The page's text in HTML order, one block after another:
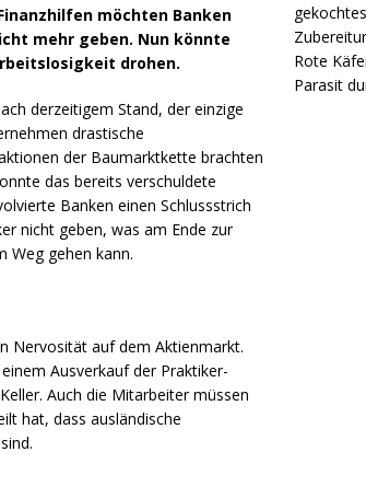
möchten Banken
mehr geben. Nun könnte
drohen.
derzeitigem Stand, der einzige
drastische
der Baumarktkette brachten
das bereits verschuldete
Banken einen Schlussstrich
nicht geben, was am Ende zur
Weg gehen kann.
Nervosität auf dem Aktienmarkt.
Ausverkauf der Praktiker-
Auch die Mitarbeiter müssen
hat, dass ausländische
Rote
Parasit